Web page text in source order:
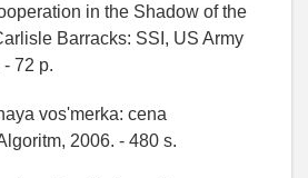
in the Shadow of the
Barracks: SSI, US Army
72 p.
vos'merka: cena
2006. - 480 s.